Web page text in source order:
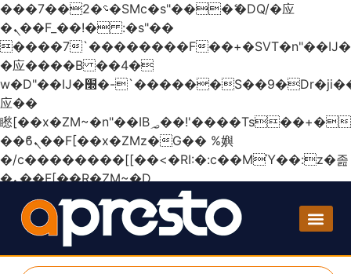
���؝�2��7�SMc�s"���ޭ�DQ/�应
�ܢ��F_��!� :�s"��
����7`��������F
�应����B ��4�
w�D"��IJ�׭�-`������S��9�Dr�ji��EJ߅��gJ�
应��
矁[��x�ZM~�n"��IB؃��!'����Тѕ��+��(m��IK�ʭ�/|
��ϐܢ��F[��x�ZMz�G�� %嬩
�/c��������[[��<�RI:�:c��MΎ��:z�졾
�ܢ��F[��R�ZM~�D